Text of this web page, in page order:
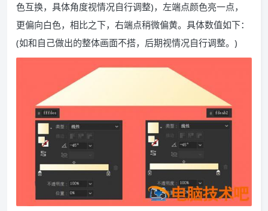
色互换，具体角度视情况自行调整)，左端点颜色亮一点，
更偏向白色，相比之下，右端点稍微偏黄。具体数值如下：
(如和自己做出的整体画面不搭，后期视情况自行调整。)